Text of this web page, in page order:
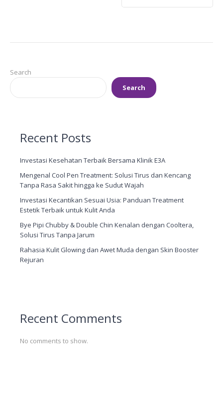
Search
Search
Recent Posts
Investasi Kesehatan Terbaik Bersama Klinik E3A
Mengenal Cool Pen Treatment: Solusi Tirus dan Kencang
Tanpa Rasa Sakit hingga ke Sudut Wajah
Investasi Kecantikan Sesuai Usia: Panduan Treatment
Estetik Terbaik untuk Kulit Anda
Bye Pipi Chubby & Double Chin Kenalan dengan Cooltera,
Solusi Tirus Tanpa Jarum
Rahasia Kulit Glowing dan Awet Muda dengan Skin Booster
Rejuran
Recent Comments
No comments to show.